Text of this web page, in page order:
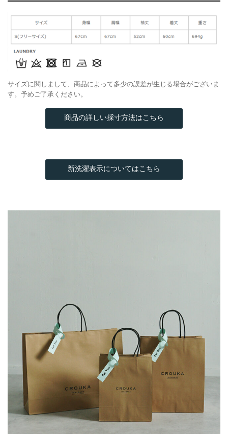
サイズに関しまして、商品によって多少の誤差が生じる場合がございま
す。予めご了承ください。
商品の詳しい採寸方法はこちら
新洗濯表示についてはこちら